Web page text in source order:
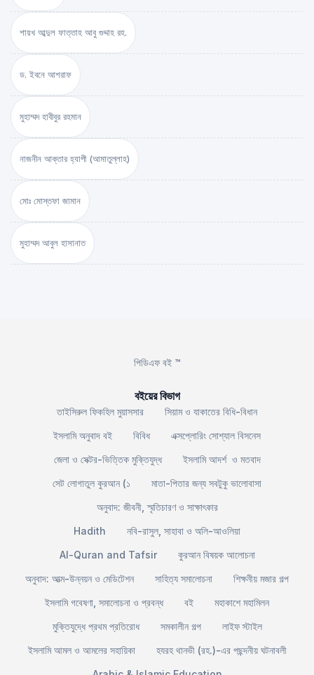
শায়খ আব্দুল ফাত্তাহ আবু গুদ্দাহ রহ.
ড. ইবনে আশরাফ
মুহাম্মদ হাবীবুর রহমান
নাজনীন আক্তার হ্যাপী (আমাতুল্লাহ)
মোঃ মোস্তফা জামান
মুহাম্মদ আবুল হাসানাত
পিডিএফ বই ™
বইয়ের বিভাগ
তাইসিরুল ফিকহিল মুয়াসসার
সিয়াম ও যাকাতের বিধি-বিধান
ইসলামি অনুবাদ বই
বিবিধ
এক্সপ্লোরিং সোশ্যাল বিসনেস
জেলা ও সেক্টর-ভিত্তিক মুক্তিযুদ্ধ
ইসলামি আদর্শ ও মতবাদ
সেট লোগাতুল কুরআন (১
মাতা-পিতার জন্য সবটুকু ভালোবাসা
অনুবাদ: জীবনী, স্মৃতিচারণ ও সাক্ষাৎকার
Hadith
নবি-রাসুল, সাহাবা ও অলি-আওলিয়া
Al-Quran and Tafsir
কুরআন বিষয়ক আলোচনা
অনুবাদ: আত্ম-উন্নয়ন ও মেডিটেশন
সাহিত্য সমালোচনা
শিক্ষনীয় মজার গল্প
ইসলামি গবেষণা, সমালোচনা ও প্রবন্ধ
বই
মহাকাশে মহামিলন
মুক্তিযুদ্ধে প্রথম প্রতিরোধ
সমকালীন গল্প
লাইফ স্টাইল
ইসলামি আমল ও আমলের সহায়িকা
হযরহ থানভী (রহ.)-এর পছন্দনীয় ঘটনাবলী